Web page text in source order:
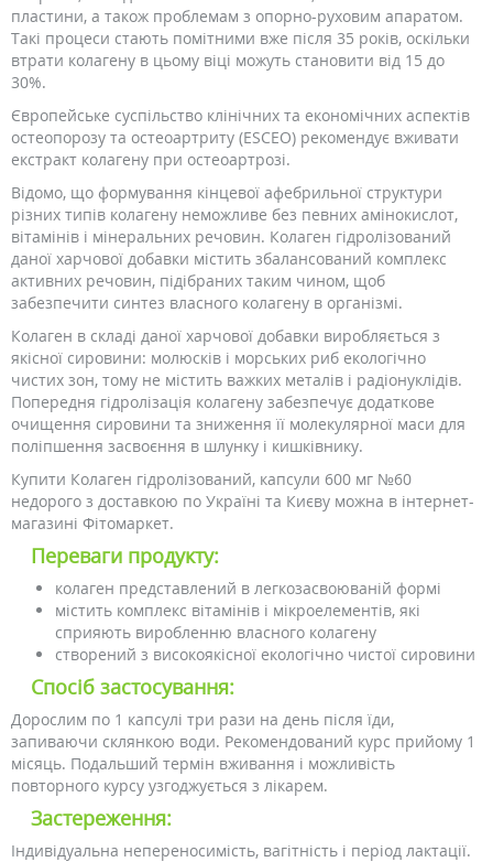
пластини, а також проблемам з опорно-руховим апаратом.
Такі процеси стають помітними вже після 35 років, оскільки
втрати колагену в цьому віці можуть становити від 15 до
30%.
Європейське суспільство клінічних та економічних аспектів
остеопорозу та остеоартриту (ESCEO) рекомендує вживати
екстракт колагену при остеоартрозі.
Відомо, що формування кінцевої афебрильної структури
різних типів колагену неможливе без певних амінокислот,
вітамінів і мінеральних речовин. Колаген гідролізований
даної харчової добавки містить збалансований комплекс
активних речовин, підібраних таким чином, щоб
забезпечити синтез власного колагену в організмі.
Колаген в складі даної харчової добавки виробляється з
якісної сировини: молюсків і морських риб екологічно
чистих зон, тому не містить важких металів і радіонуклідів.
Попередня гідролізація колагену забезпечує додаткове
очищення сировини та зниження її молекулярної маси для
поліпшення засвоєння в шлунку і кишківнику.
Купити Колаген гідролізований, капсули 600 мг №60
недорого з доставкою по Україні та Києву можна в інтернет-
магазині Фітомаркет.
Переваги продукту:
колаген представлений в легкозасвоюваній формі
містить комплекс вітамінів і мікроелементів, які
сприяють виробленню власного колагену
створений з високоякісної екологічно чистої сировини
Спосіб застосування:
Дорослим по 1 капсулі три рази на день після їди,
запиваючи склянкою води. Рекомендований курс прийому 1
місяць. Подальший термін вживання і можливість
повторного курсу узгоджується з лікарем.
Застереження:
Індивідуальна непереносимість, вагітність і період лактації.